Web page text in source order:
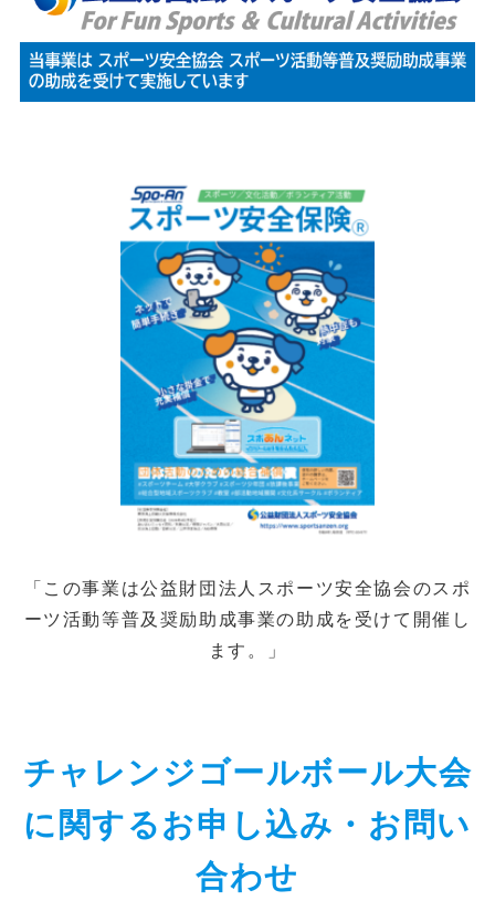
「この事業は公益財団法人スポーツ安全協会のスポ
ーツ活動等普及奨励助成事業の助成を受けて開催し
ます。」
チャレンジゴールボール大会
に関するお申し込み・お問い
合わせ